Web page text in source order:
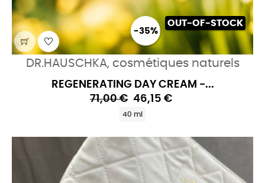
-35%
OUT-OF-STOCK
DR.HAUSCHKA, cosmétiques naturels
REGENERATING DAY CREAM -...
71,00 € 46,15 €
40 ml